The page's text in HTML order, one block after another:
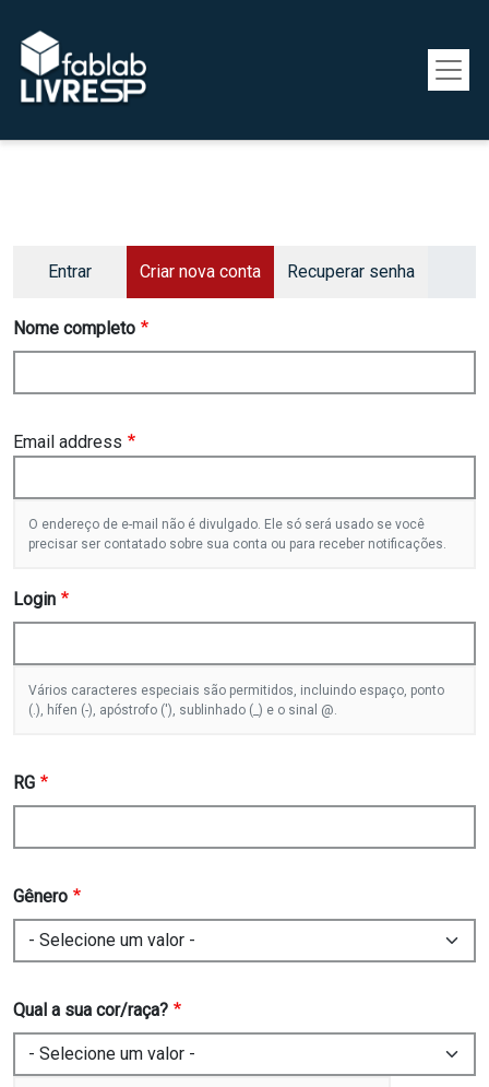
Primary tabs
Entrar Criar nova conta Recuperar senha
Nome completo
Email address
O endereço de e-mail não é divulgado. Ele só será usado se você
precisar ser contatado sobre sua conta ou para receber notificações.
Login
Vários caracteres especiais são permitidos, incluindo espaço, ponto
(.), hífen (-), apóstrofo ('), sublinhado (_) e o sinal @.
RG
Gênero
Qual a sua cor/raça?